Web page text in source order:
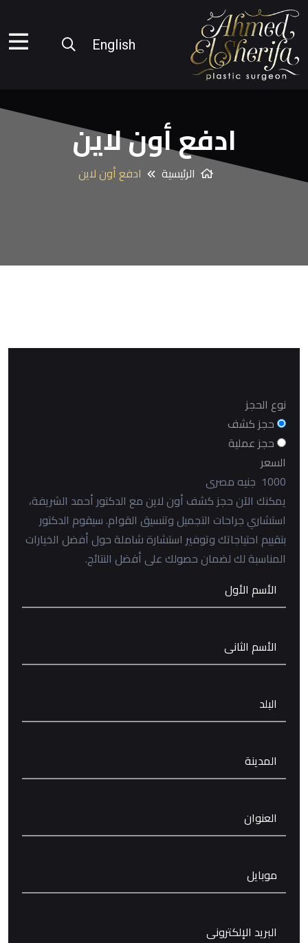
English
ادفع أون لاين
الرئيسية ادفع أون لاين
نوع الحجز
حجز كشف
حجز عملية
السعر
1000 جنيه مصرى
يمكنك الآن حجز كشف أون لاين مع الدكتور أحمد الشريفة،
استشاري جراحات التجميل وتنسيق القوام. سيقوم الدكتور
بتقييم احتياجاتك وتوفير استشارة شاملة حول أفضل الخيارات
المناسبة لك لضمان حصولك على أفضل النتائج.
الأسم الأول
الأسم الثانى
البلد
المدينة
العنوان
موبايل
البريد الإلكترونى